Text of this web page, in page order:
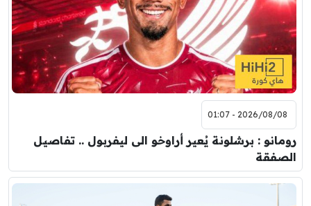
2026/08/08 - 01:07
رومانو : برشلونة يُعير أراوخو الى ليفربول .. تفاصيل
الصفقة